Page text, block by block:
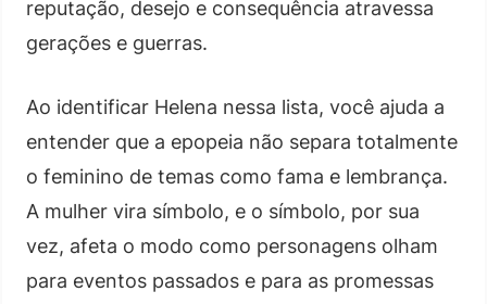
reputação, desejo e consequência atravessa
gerações e guerras.
Ao identificar Helena nessa lista, você ajuda a
entender que a epopeia não separa totalmente
o feminino de temas como fama e lembrança.
A mulher vira símbolo, e o símbolo, por sua
vez, afeta o modo como personagens olham
para eventos passados e para as promessas